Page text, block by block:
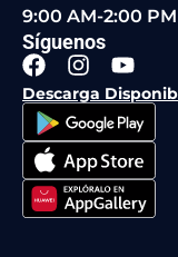
9:00 AM-2:00 PM
Síguenos
F
a
c
e
b
o
o
k
I
n
s
t
a
g
r
a
Y
o
u
t
u
b
e
Descarga